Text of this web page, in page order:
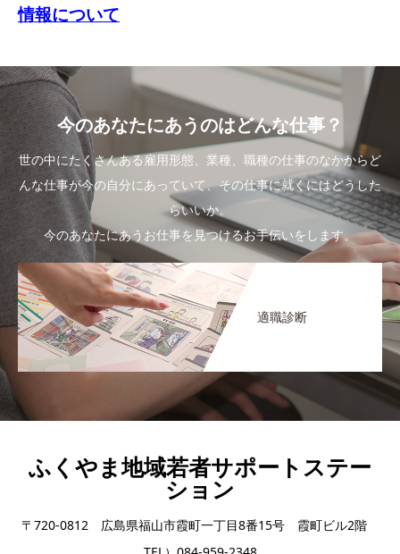
情報について
今のあなたにあうのはどんな仕事？
世の中にたくさんある雇用形態、業種、職種の仕事のなかからど
んな仕事が今の自分にあっていて、その仕事に就くにはどうした
らいいか。
今のあなたにあうお仕事を見つけるお手伝いをします。
適職診断
ふくやま地域若者サポートステー
ション
〒720-0812 広島県福山市霞町一丁目8番15号 霞町ビル2階